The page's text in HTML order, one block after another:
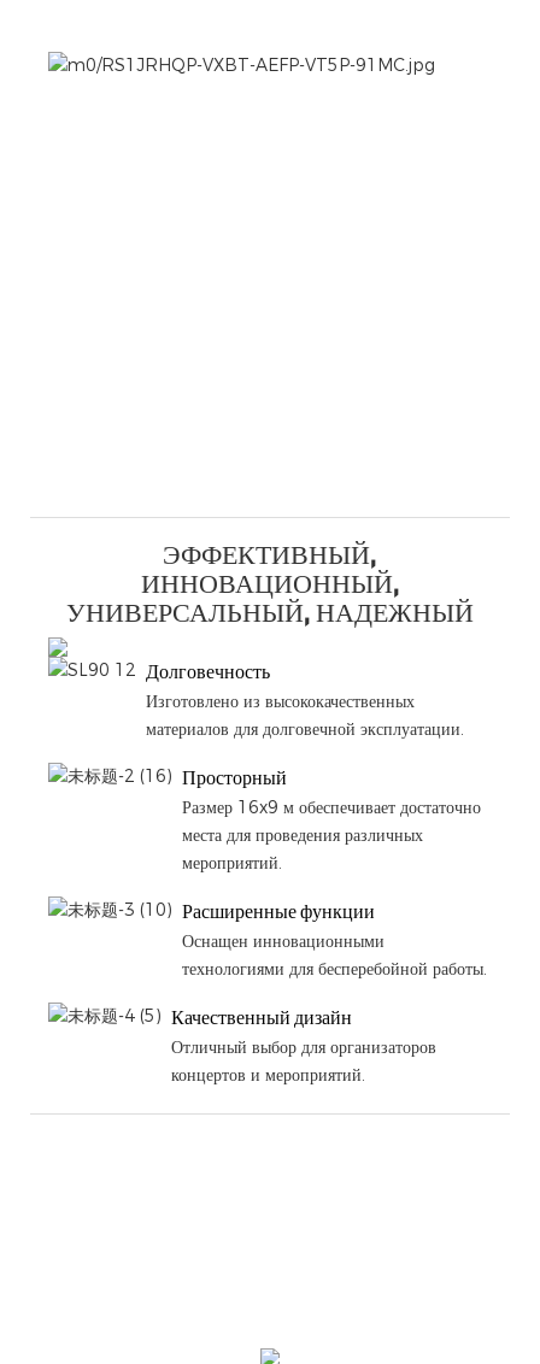
ЭФФЕКТИВНЫЙ,
ИННОВАЦИОННЫЙ,
УНИВЕРСАЛЬНЫЙ, НАДЕЖНЫЙ
Долговечность
Изготовлено из высококачественных
материалов для долговечной эксплуатации.
Просторный
Размер 16x9 м обеспечивает достаточно
места для проведения различных
мероприятий.
Расширенные функции
Оснащен инновационными
технологиями для бесперебойной работы.
Качественный дизайн
Отличный выбор для организаторов
концертов и мероприятий.